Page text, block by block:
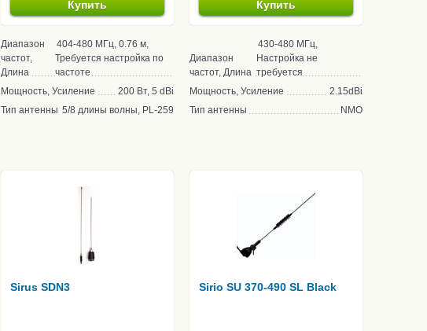
Купить
Диапазон
частот,
Длина
404-480 МГц, 0.76 м,
Требуется настройка по
частоте
Мощность, Усиление
200 Вт, 5 dBi
Тип антенны 5/8 длины волны, PL-259
Купить
Диапазон
частот, Длина
430-480 МГц,
Настройка не
требуется
Мощность, Усиление
2.15dBi
Тип антенны
NMO
Sirus SDN3 Sirio SU 370-490 SL Black